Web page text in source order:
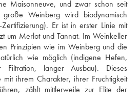
Maisonneuve, und zwar schon seit
Weinberg wird biodynamisch
Zertifizierung). Er ist in erster Linie mit
um Merlot und Tannat. Im Weinkeller
Prinzipien wie im Weinberg und die
wie möglich (indigene Hefen,
Filtration, langer Ausbau). Dieses
ihrem Charakter, ihrer Fruchtigkeit
zählt mittlerweile zur Elite der